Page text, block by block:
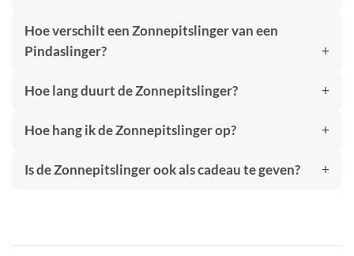
Hoe verschilt een Zonnepitslinger van een
Pindaslinger?
Hoe lang duurt de Zonnepitslinger?
Hoe hang ik de Zonnepitslinger op?
Is de Zonnepitslinger ook als cadeau te geven?